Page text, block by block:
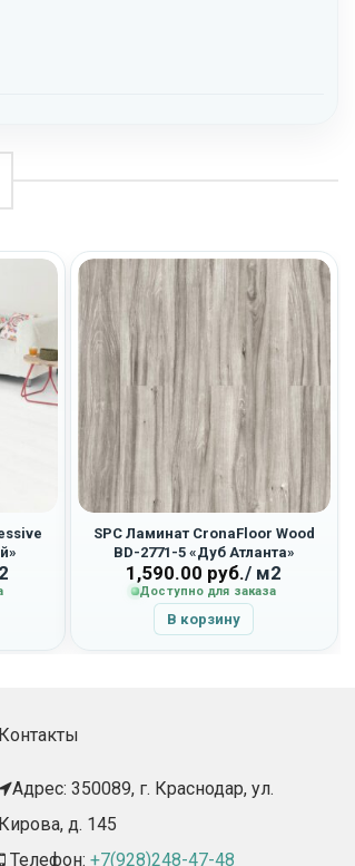
SPC Ламинат CronaFloor Wood
BD-2771-5 «Дуб Атланта»
1,590.00 руб./ м2
Доступно для заказа
В корзину
Контакты
Адрес: 350089, г. Краснодар, ул.
Кирова, д. 145​
Телефон: +7(928)248-47-48